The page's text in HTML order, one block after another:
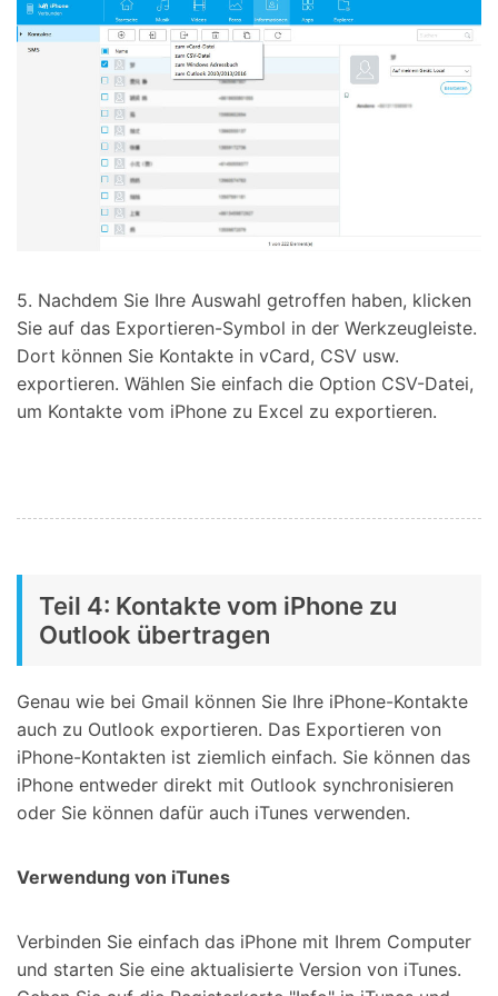
5. Nachdem Sie Ihre Auswahl getroffen haben, klicken
Sie auf das Exportieren-Symbol in der Werkzeugleiste.
Dort können Sie Kontakte in vCard, CSV usw.
exportieren. Wählen Sie einfach die Option CSV-Datei,
um Kontakte vom iPhone zu Excel zu exportieren.
Teil 4: Kontakte vom iPhone zu
Outlook übertragen
Genau wie bei Gmail können Sie Ihre iPhone-Kontakte
auch zu Outlook exportieren. Das Exportieren von
iPhone-Kontakten ist ziemlich einfach. Sie können das
iPhone entweder direkt mit Outlook synchronisieren
oder Sie können dafür auch iTunes verwenden.
Verwendung von iTunes
Verbinden Sie einfach das iPhone mit Ihrem Computer
und starten Sie eine aktualisierte Version von iTunes.